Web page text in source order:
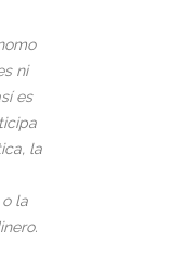
ni
es
la
la